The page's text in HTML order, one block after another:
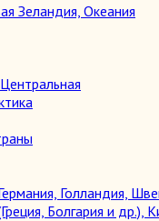
Зеландия, Океания
Голландия,
Болгария и др.),